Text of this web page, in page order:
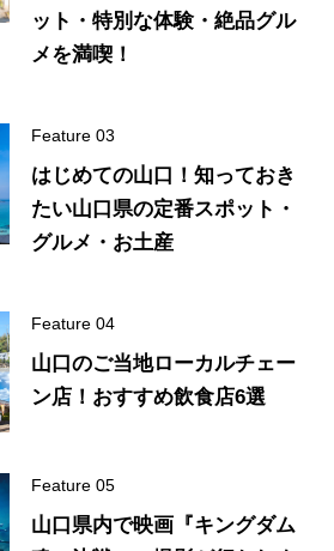
ット・特別な体験・絶品グル
メを満喫！
はじめての山口！知っておき
たい山口県の定番スポット・
グルメ・お土産
山口のご当地ローカルチェー
ン店！おすすめ飲食店6選
山口県内で映画『キングダム